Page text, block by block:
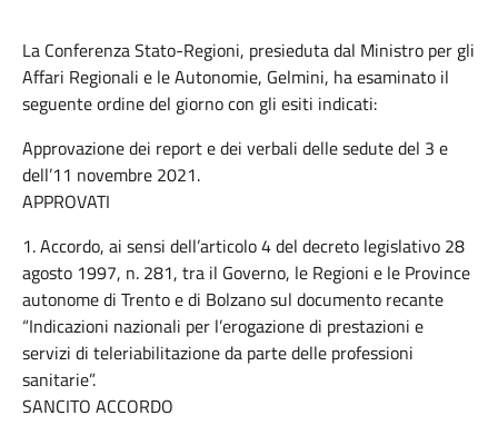
La Conferenza Stato-Regioni, presieduta dal Ministro per gli
Affari Regionali e le Autonomie, Gelmini, ha esaminato il
seguente ordine del giorno con gli esiti indicati:
Approvazione dei report e dei verbali delle sedute del 3 e
dell’11 novembre 2021.
APPROVATI
1. Accordo, ai sensi dell’articolo 4 del decreto legislativo 28
agosto 1997, n. 281, tra il Governo, le Regioni e le Province
autonome di Trento e di Bolzano sul documento recante
“Indicazioni nazionali per l’erogazione di prestazioni e
servizi di teleriabilitazione da parte delle professioni
sanitarie”.
SANCITO ACCORDO